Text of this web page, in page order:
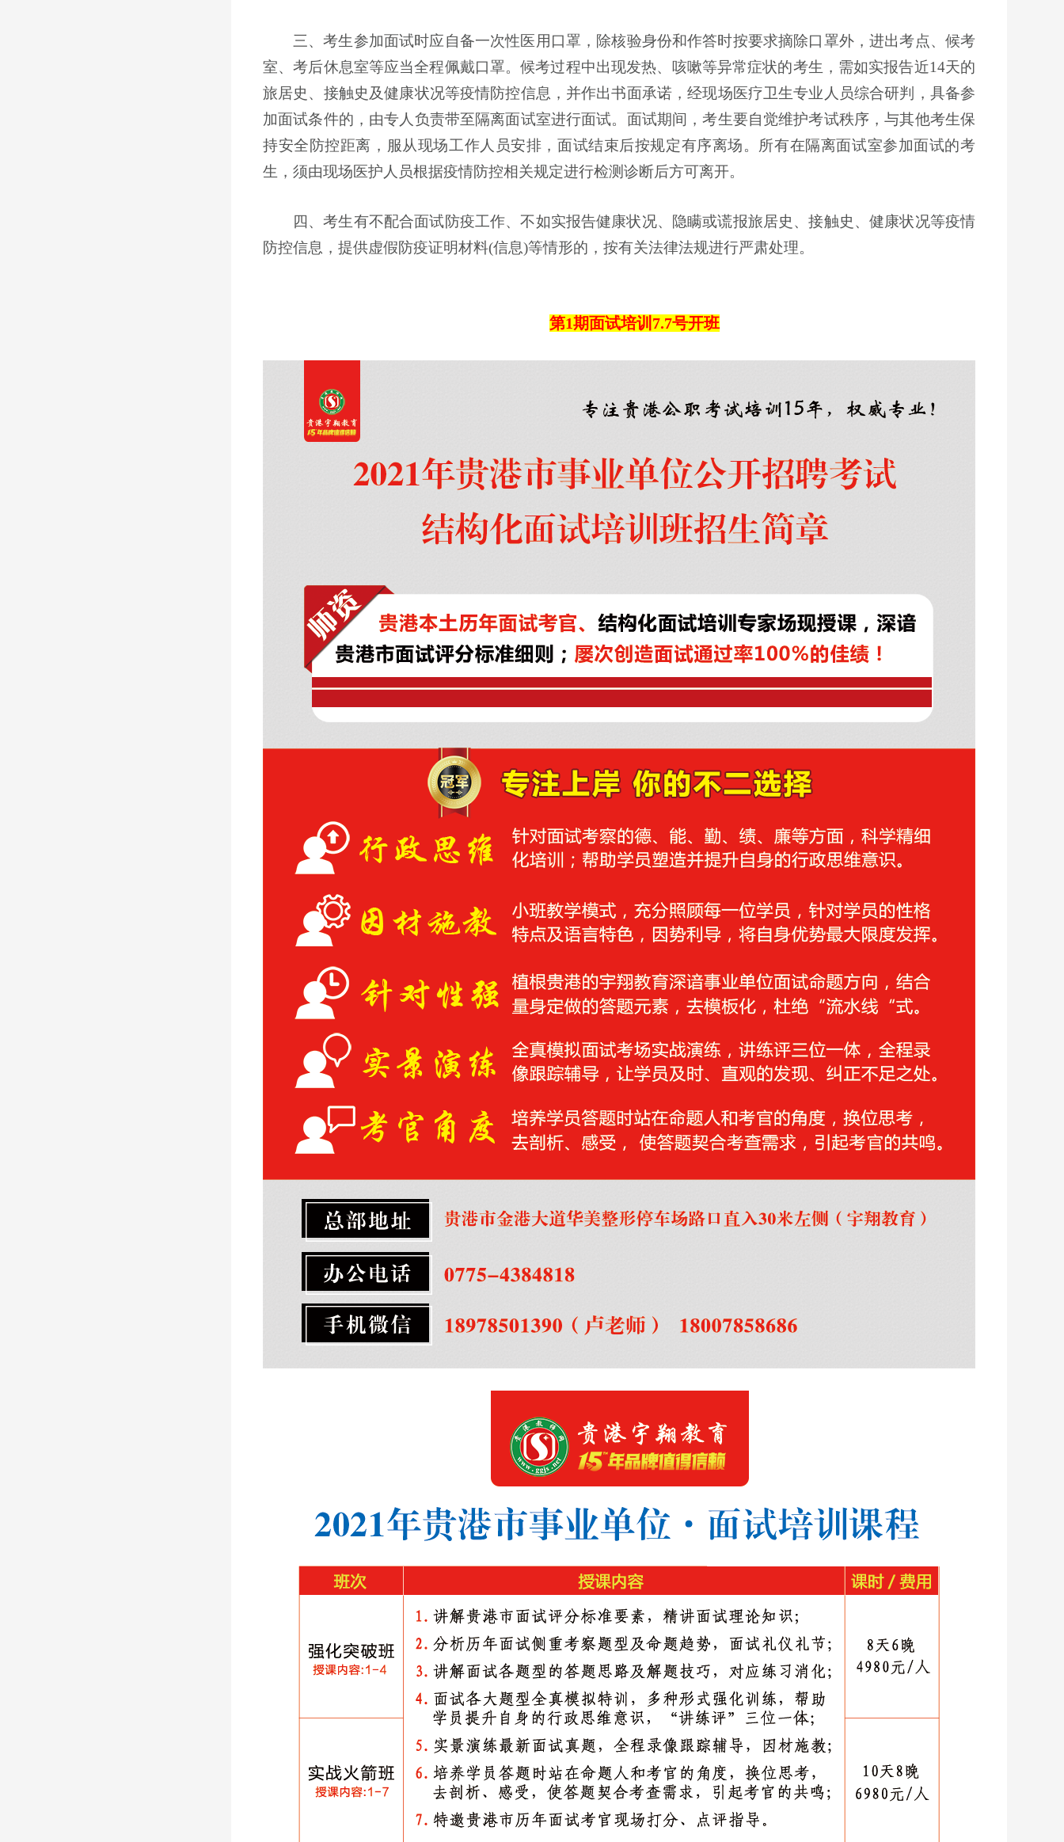
三、考生参加面试时应自备一次性医用口罩，除核验身份和作答时按要求摘除口罩外，进出考点、候考
室、考后休息室等应当全程佩戴口罩。候考过程中出现发热、咳嗽等异常症状的考生，需如实报告近14天的
旅居史、接触史及健康状况等疫情防控信息，并作出书面承诺，经现场医疗卫生专业人员综合研判，具备参
加面试条件的，由专人负责带至隔离面试室进行面试。面试期间，考生要自觉维护考试秩序，与其他考生保
持安全防控距离，服从现场工作人员安排，面试结束后按规定有序离场。所有在隔离面试室参加面试的考
生，须由现场医护人员根据疫情防控相关规定进行检测诊断后方可离开。
四、考生有不配合面试防疫工作、不如实报告健康状况、隐瞒或谎报旅居史、接触史、健康状况等疫情
防控信息，提供虚假防疫证明材料(信息)等情形的，按有关法律法规进行严肃处理。
第1期面试培训7.7号开班